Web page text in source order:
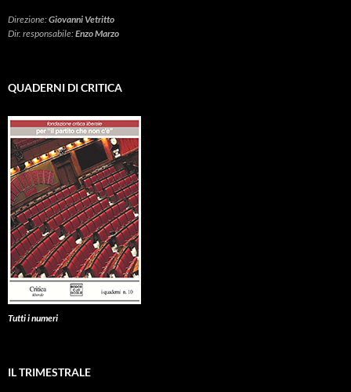
Direzione:Giovanni Vetritto
Dir. responsabile:Enzo Marzo
QUADERNI DI CRITICA
Tutti i numeri
IL TRIMESTRALE